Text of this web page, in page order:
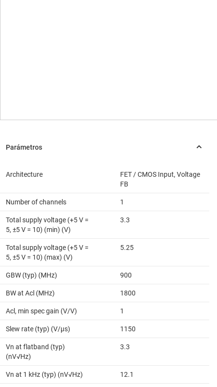
Architecture
FET / CMOS Input, Voltage
FB
Number of channels 1
Total supply voltage (+5 V =
5, ±5 V = 10) (min) (V)
3.3
Total supply voltage (+5 V =
5, ±5 V = 10) (max) (V)
5.25
GBW (typ) (MHz) 900
BW at Acl (MHz) 1800
Acl, min spec gain (V/V) 1
Slew rate (typ) (V/µs) 1150
Vn at flatband (typ)
(nV√Hz)
3.3
Vn at 1 kHz (typ) (nV√Hz) 12.1